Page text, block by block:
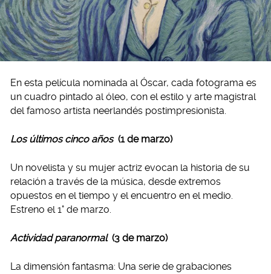
En esta película nominada al Óscar, cada fotograma es
un cuadro pintado al óleo, con el estilo y arte magistral
del famoso artista neerlandés postimpresionista.
Los últimos cinco años (1 de marzo)
Un novelista y su mujer actriz evocan la historia de su
relación a través de la música, desde extremos
opuestos en el tiempo y el encuentro en el medio.
Estreno el 1° de marzo.
Actividad paranormal (3 de marzo)
La dimensión fantasma: Una serie de grabaciones